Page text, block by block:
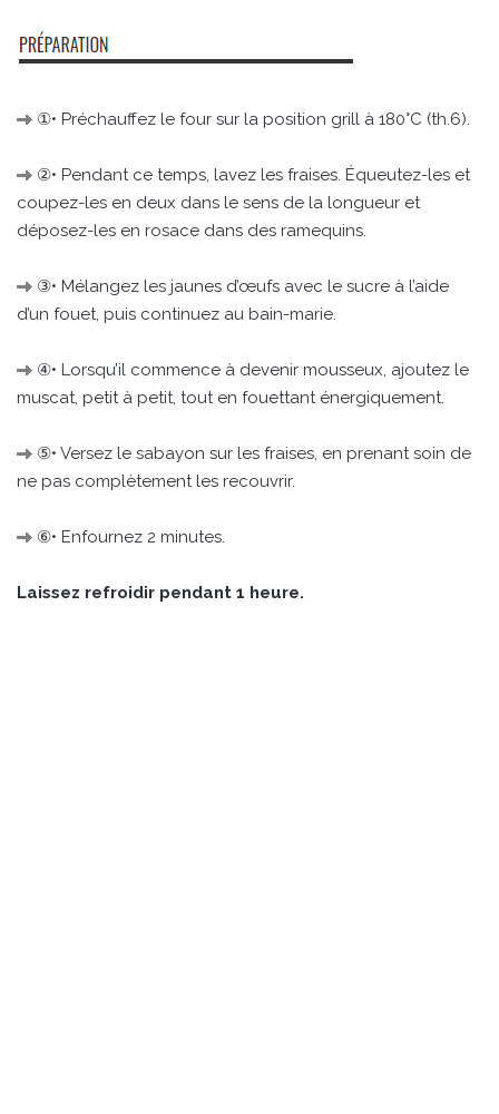
①• Préchauffez le four sur la position grill à 180°C (th.6).
②• Pendant ce temps, lavez les fraises. Équeutez-les et
coupez-les en deux dans le sens de la longueur et
déposez-les en rosace dans des ramequins.
③• Mélangez les jaunes d’œufs avec le sucre à l’aide
d’un fouet, puis continuez au bain-marie.
④• Lorsqu’il commence à devenir mousseux, ajoutez le
muscat, petit à petit, tout en fouettant énergiquement.
⑤• Versez le sabayon sur les fraises, en prenant soin de
ne pas complètement les recouvrir.
⑥• Enfournez 2 minutes.
Laissez refroidir pendant 1 heure.